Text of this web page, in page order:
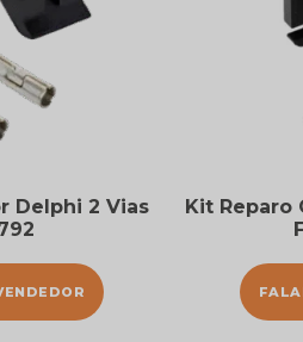
Delphi 2 Vias
Kit Reparo